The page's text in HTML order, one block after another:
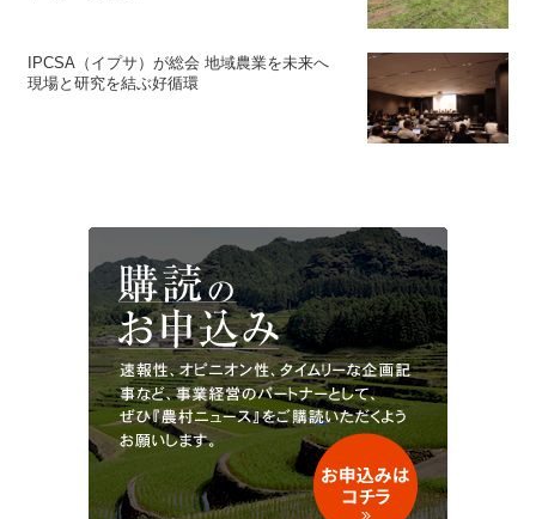
IPCSA（イプサ）が総会 地域農業を未来へ
現場と研究を結ぶ好循環